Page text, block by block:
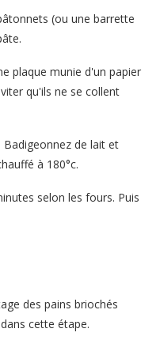
(ou une barrette
plaque munie d'un papier
qu'ils ne se collent
Badigeonnez de lait et
à 180°c.
selon les fours. Puis
des pains briochés
cette étape.